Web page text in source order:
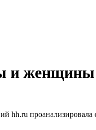
женщины
hh.ru